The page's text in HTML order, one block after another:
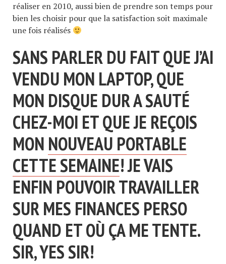
réaliser en 2010, aussi bien de prendre son temps pour
bien les choisir pour que la satisfaction soit maximale
une fois réalisés
SANS PARLER DU FAIT QUE J’AI
VENDU MON LAPTOP, QUE
MON DISQUE DUR A SAUTÉ
CHEZ-MOI ET QUE JE REÇOIS
MON NOUVEAU PORTABLE
CETTE SEMAINE! JE VAIS
ENFIN POUVOIR TRAVAILLER
SUR MES FINANCES PERSO
QUAND ET OÙ ÇA ME TENTE.
SIR, YES SIR!